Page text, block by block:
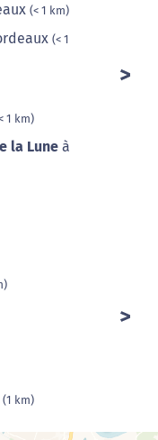
(< 1 km)
(< 1
1 km)
la Lune à
(1 km)